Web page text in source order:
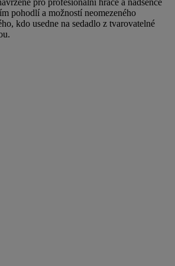
pohodlí a možností neomezeného
kdo usedne na sedadlo z tvarovatelné